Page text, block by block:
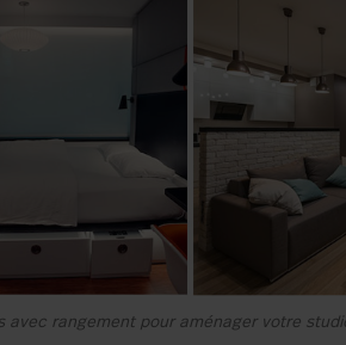
avec rangement pour aménager votre